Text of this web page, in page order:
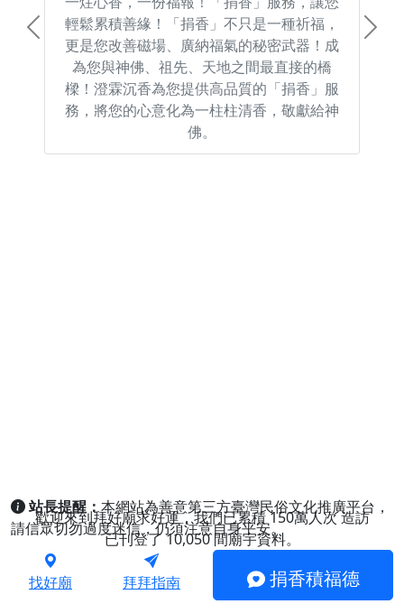
輕鬆累積善緣！「捐香」不只是一種祈福，
更是您改善磁場、廣納福氣的秘密武器！成
為您與神佛、祖先、天地之間最直接的橋
樑！澄霖沉香為您提供高品質的「捐香」服
務，將您的心意化為一柱柱清香，敬獻給神
佛。
Previous Next
站長提醒：本網站為善意第三方臺灣民俗文化推廣平台，
請信眾切勿過度迷信，仍須注意自身平安。
歡迎來到拜好廟求好運，我們已累積150萬人次造訪
已刊登了10,050間廟宇資料。
找好廟 拜拜指南 捐香積福德